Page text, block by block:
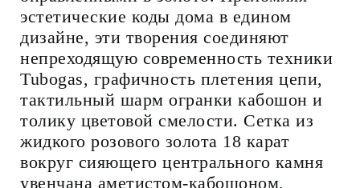
эстетические коды дома в едином
дизайне, эти творения соединяют
непреходящую современность техники
Tubogas, графичность плетения цепи,
тактильный шарм огранки кабошон и
толику цветовой смелости. Сетка из
жидкого розового золота 18 карат
вокруг сияющего центрального камня
увенчана аметистом-кабошоном,